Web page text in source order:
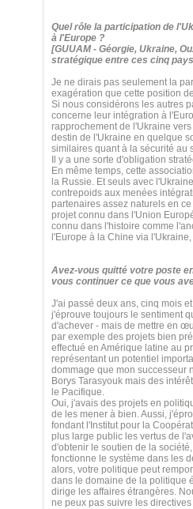
Quel rôle la participation de
à l'Europe ?
[GUUAM - Géorgie, Ukraine,
stratégique entre ces cinq
Je ne dirais pas seulement la
exagération que cette position
Si nous considérons les autres
concerne leur intégration à
rapprochement de l'Ukraine
destin de l'Ukraine en quelque
similaires quant à la sécurité au
Il y a une sorte d'obligation
En même temps, cette
la Russie. Et seuls avec
contrepoids aux menées
partenaires assez naturels en
projet connu dans l'Union
connu dans l'histoire comme
l'Europe à la Chine via
Avez-vous quitté votre poste
vous continuer ce que vous
J'ai passé deux ans, cinq mois
j'éprouve toujours le sentiment
d'achever - mais de mettre en
par exemple des projets bien
effectué en Amérique latine au
représentant un potentiel
dommage que mon successeur
Borys Tarasyouk mais des
le Pacifique.
Oui, j'avais des projets en
de les mener à bien. Aussi,
fondant l'Institut pour la
plus large public les vertus de
d'obtenir le soutien de la
fonctionne le système dans les
alors, votre politique peut
dans le domaine de la politique
dirige les affaires étrangères.
ne peux pas suivre les